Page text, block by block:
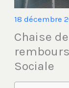
18 décembre
Chaise
Sociale